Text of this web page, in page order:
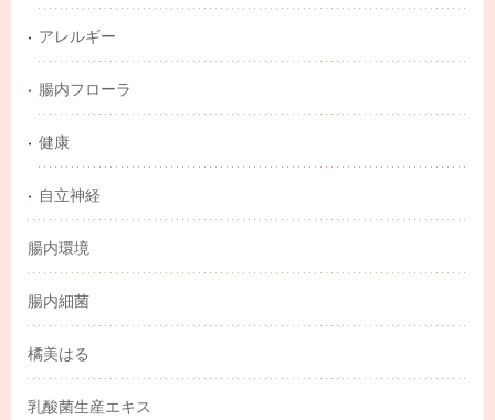
アレルギー
腸内フローラ
健康
自立神経
腸内環境
腸内細菌
橘美はる
乳酸菌生産エキス